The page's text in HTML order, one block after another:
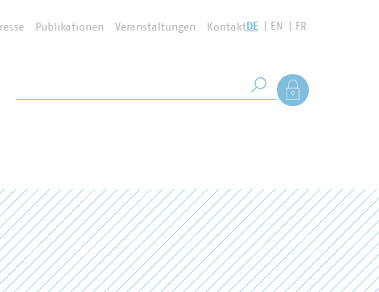
Publikationen Veranstaltungen KontaktDE EN FR
Suche starten
Als Mitglied